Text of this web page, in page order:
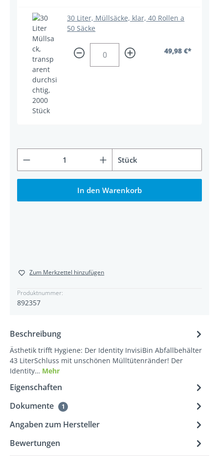
30 Liter, Müllsäcke, klar, 40 Rollen a
50 Säcke
49,98 €*
Produkt Anzahl: Gib den gewünschten Wert
Stück
In den Warenkorb
Zum Merkzettel hinzufügen
Produktnummer:
892357
Beschreibung
Ästhetik trifft Hygiene: Der Identity InvisiBin Abfallbehälter
43 LiterSchluss mit unschönen Mülltütenränder! Der
Identity… Mehr
Eigenschaften
Dokumente
1
Angaben zum Hersteller
Bewertungen